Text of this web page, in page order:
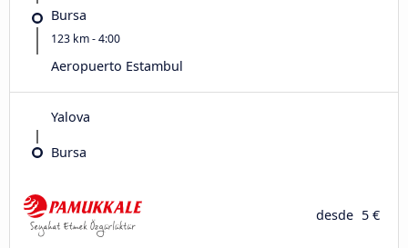
Bursa
123 km - 4:00
Aeropuerto Estambul
Yalova
Bursa
desde 5 €